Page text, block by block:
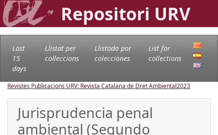
Repositori URV
Last
15
days
Llistat per
col·leccions
Llistado por
colecciones
List for
collections
Revistes Publicacions URV: Revista Catalana de Dret Ambiental2023
Jurisprudencia penal
ambiental (Segundo